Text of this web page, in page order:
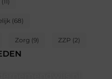
(68)
Zorg (9) ZZP (2)